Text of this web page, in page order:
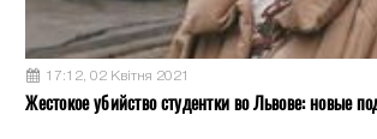
17:12, 02 Квітня 2021
Жестокое убийство студентки во Львове: новые